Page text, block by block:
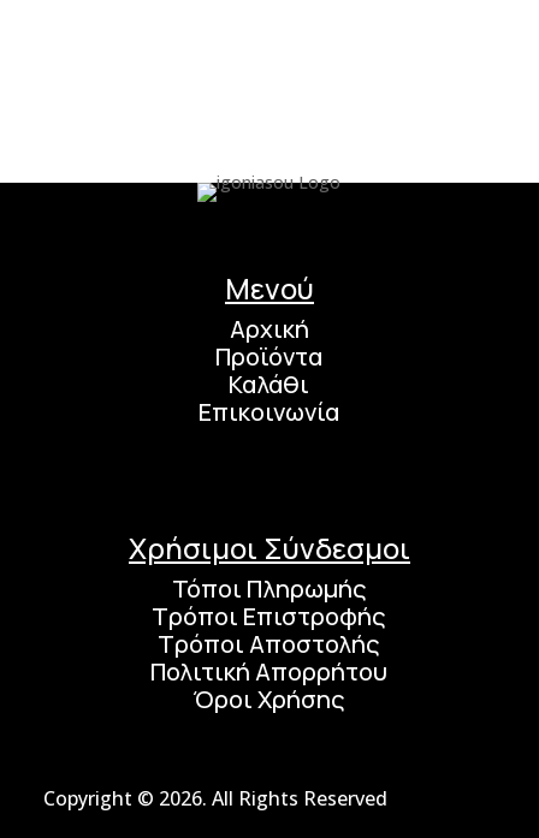
Μενού
Αρχική
Προϊόντα
Καλάθι
Επικοινωνία
Χρήσιμοι Σύνδεσμοι
Τόποι Πληρωμής
Τρόποι Επιστροφής
Τρόποι Αποστολής
Πολιτική Απορρήτου
Όροι Χρήσης
Copyright © 2026. All Rights Reserved